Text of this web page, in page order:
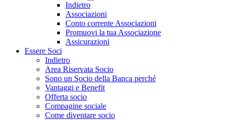
Indietro
Associazioni
Conto corrente Associazioni
Promuovi la tua Associazione
Assicurazioni
Essere Soci
Indietro
Area Riservata Socio
Sono un Socio della Banca perché
Vantaggi e Benefit
Offerta socio
Compagine sociale
Come diventare socio